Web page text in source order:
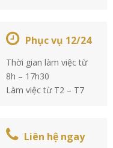
Phục vụ 12/24
Thời gian làm việc từ
8h – 17h30
Làm việc từ T2 – T7
Liên hệ ngay